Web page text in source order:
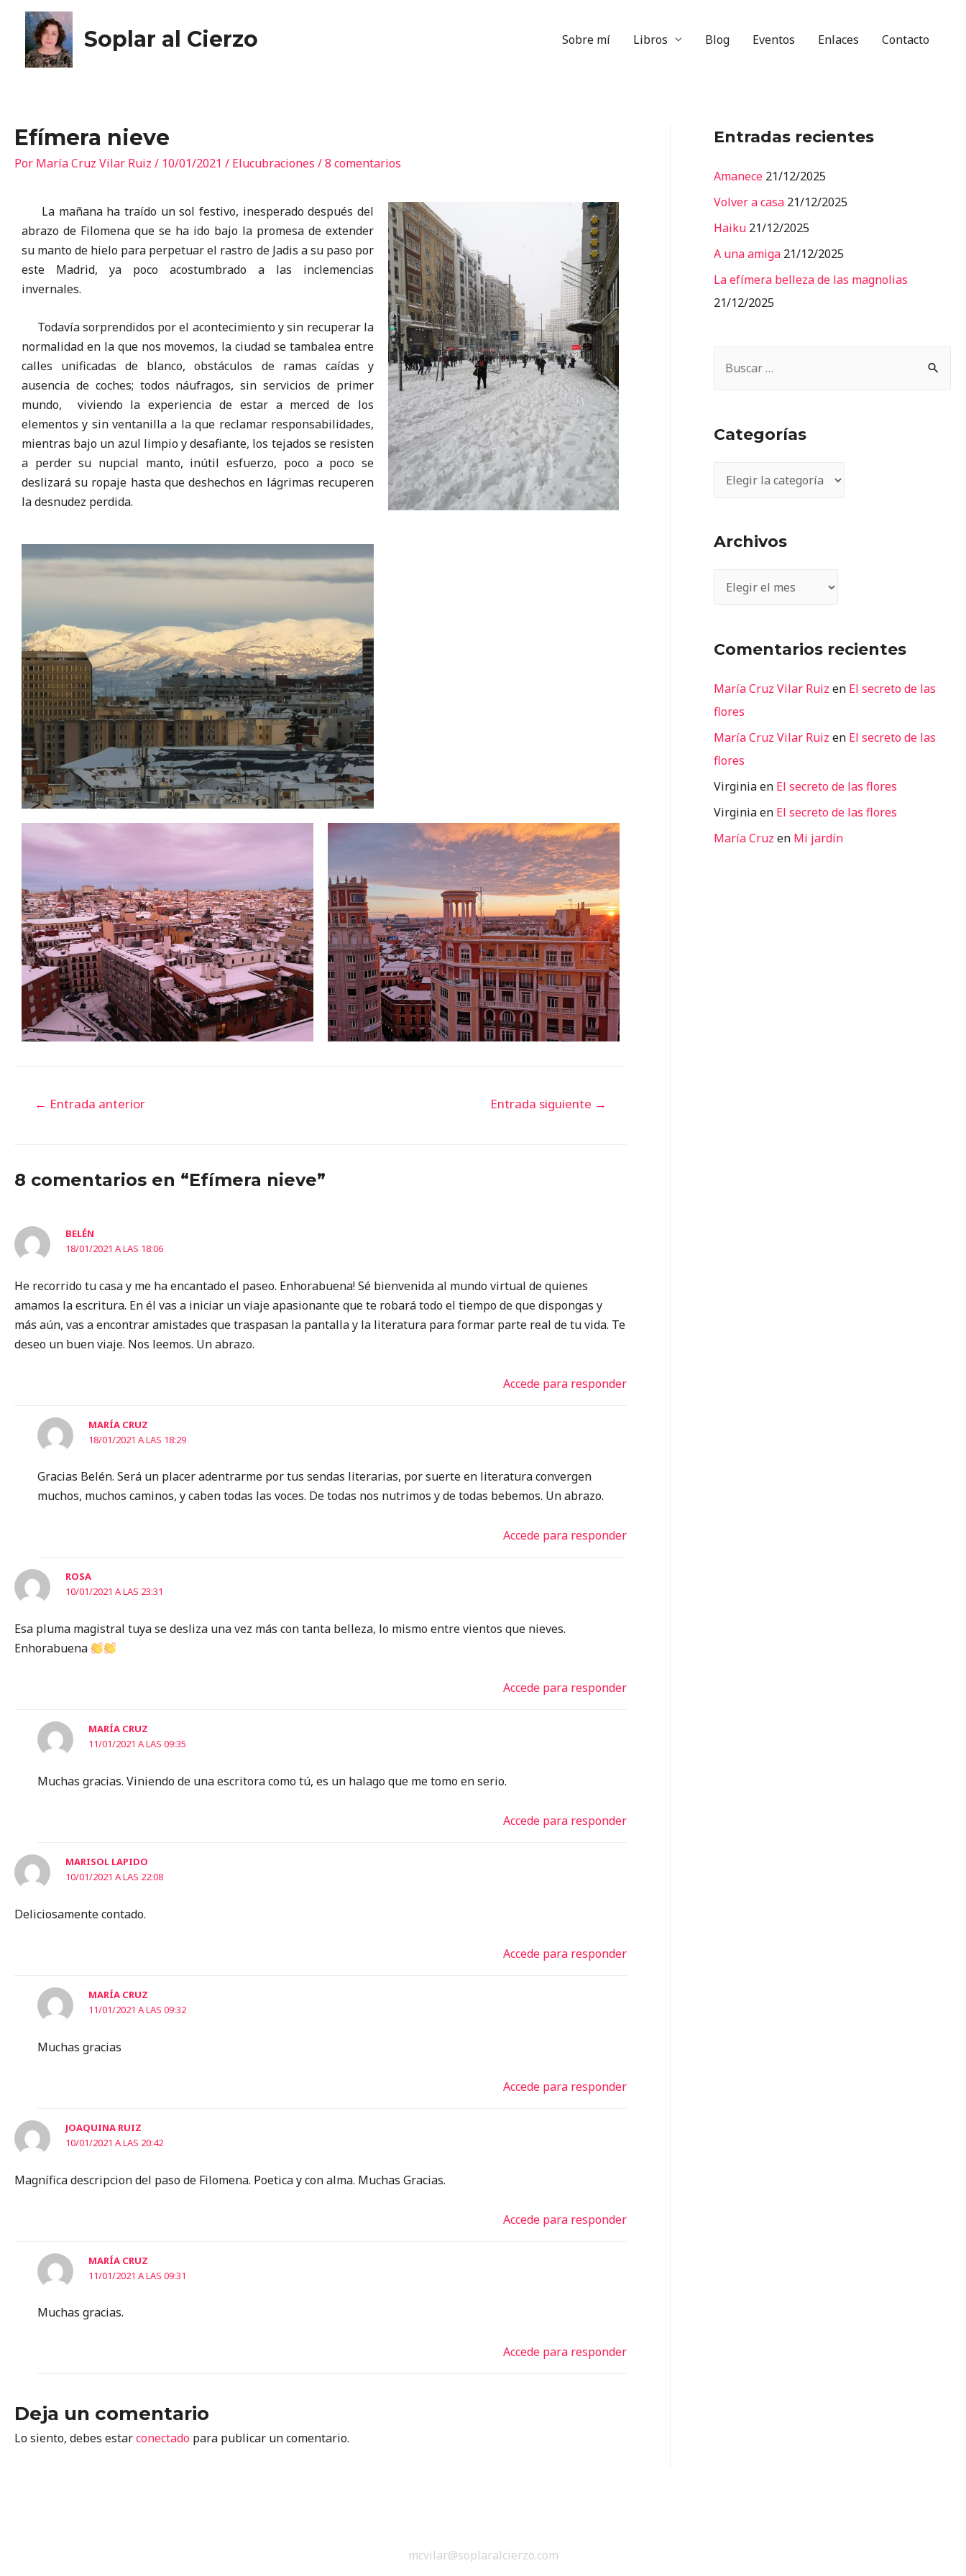
Soplar al Cierzo Sobre mí Libros Blog Eventos Enlaces Contacto
Efímera nieve
Por María Cruz Vilar Ruiz / 10/01/2021 / Elucubraciones /8 comentarios
La mañana ha traído un sol festivo, inesperado después del
abrazo de Filomena que se ha ido bajo la promesa de extender
su manto de hielo para perpetuar el rastro de Jadis a su paso por
este Madrid, ya poco acostumbrado a las inclemencias
invernales.
Todavía sorprendidos por el acontecimiento y sin recuperar la
normalidad en la que nos movemos, la ciudad se tambalea entre
calles unificadas de blanco, obstáculos de ramas caídas y
ausencia de coches; todos náufragos, sin servicios de primer
mundo, viviendo la experiencia de estar a merced de los
elementos y sin ventanilla a la que reclamar responsabilidades,
mientras bajo un azul limpio y desafiante, los tejados se resisten
a perder su nupcial manto, inútil esfuerzo, poco a poco se
deslizará su ropaje hasta que deshechos en lágrimas recuperen
la desnudez perdida.
← Entrada anterior Entrada siguiente →
8 comentarios en “Efímera nieve”
BELÉN
18/01/2021 A LAS 18:06
He recorrido tu casa y me ha encantado el paseo. Enhorabuena! Sé bienvenida al mundo virtual de quienes
amamos la escritura. En él vas a iniciar un viaje apasionante que te robará todo el tiempo de que dispongas y
más aún, vas a encontrar amistades que traspasan la pantalla y la literatura para formar parte real de tu vida. Te
deseo un buen viaje. Nos leemos. Un abrazo.
Accede para responder
MARÍA CRUZ
18/01/2021 A LAS 18:29
Gracias Belén. Será un placer adentrarme por tus sendas literarias, por suerte en literatura convergen
muchos, muchos caminos, y caben todas las voces. De todas nos nutrimos y de todas bebemos. Un abrazo.
Accede para responder
ROSA
10/01/2021 A LAS 23:31
Esa pluma magistral tuya se desliza una vez más con tanta belleza, lo mismo entre vientos que nieves.
Enhorabuena
Accede para responder
MARÍA CRUZ
11/01/2021 A LAS 09:35
Muchas gracias. Viniendo de una escritora como tú, es un halago que me tomo en serio.
Accede para responder
MARISOL LAPIDO
10/01/2021 A LAS 22:08
Deliciosamente contado.
Accede para responder
MARÍA CRUZ
11/01/2021 A LAS 09:32
Muchas gracias
Accede para responder
JOAQUINA RUIZ
10/01/2021 A LAS 20:42
Magnífica descripcion del paso de Filomena. Poetica y con alma. Muchas Gracias.
Accede para responder
MARÍA CRUZ
11/01/2021 A LAS 09:31
Muchas gracias.
Accede para responder
Deja un comentario
Lo siento, debes estarconectado para publicar un comentario.
Entradas recientes
Amanece 21/12/2025
Volver a casa 21/12/2025
Haiku 21/12/2025
A una amiga 21/12/2025
La efímera belleza de las magnolias
21/12/2025
Categorías
Archivos
Comentarios recientes
María Cruz Vilar Ruiz en El secreto de las
flores
María Cruz Vilar Ruiz en El secreto de las
flores
Virginiaen El secreto de las flores
Virginiaen El secreto de las flores
María Cruz en Mi jardín
mcvilar@soplaralcierzo.com